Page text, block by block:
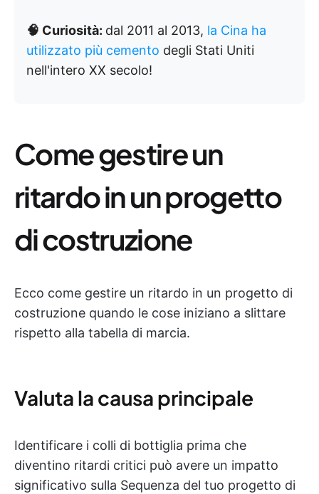
🧠 Curiosità: dal 2011 al 2013, la Cina ha
utilizzato più cemento degli Stati Uniti
nell'intero XX secolo!
Come gestire un
ritardo in un progetto
di costruzione
Ecco come gestire un ritardo in un progetto di
costruzione quando le cose iniziano a slittare
rispetto alla tabella di marcia.
Valuta la causa principale
Identificare i colli di bottiglia prima che
diventino ritardi critici può avere un impatto
significativo sulla Sequenza del tuo progetto di